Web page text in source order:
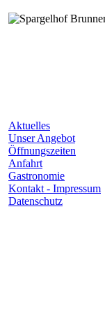
Aktuelles
Unser Angebot
Öffnungszeiten
Anfahrt
Gastronomie
Kontakt - Impressum
Datenschutz